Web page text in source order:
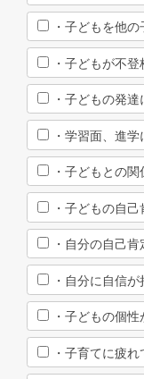
・子どもを他の
・子どもが不登
・子どもの発達
・学習面、進学
・子どもとの関
・子どもの自己
・自分の自己肯
・自分に自信が
・子どもの個性
・子育てに疲れ